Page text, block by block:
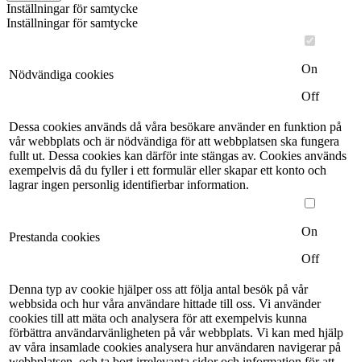
Inställningar för samtycke
Inställningar för samtycke
Nödvändiga cookies
On
Off
Dessa cookies används då våra besökare använder en funktion på
vår webbplats och är nödvändiga för att webbplatsen ska fungera
fullt ut. Dessa cookies kan därför inte stängas av. Cookies används
exempelvis då du fyller i ett formulär eller skapar ett konto och
lagrar ingen personlig identifierbar information.
Prestanda cookies
On
Off
Denna typ av cookie hjälper oss att följa antal besök på vår
webbsida och hur våra användare hittade till oss. Vi använder
cookies till att mäta och analysera för att exempelvis kunna
förbättra användarvänligheten på vår webbplats. Vi kan med hjälp
av våra insamlade cookies analysera hur användaren navigerar på